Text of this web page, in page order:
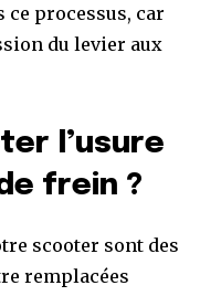
processus, car
du levier aux
l’usure
frein ?
scooter sont des
remplacées